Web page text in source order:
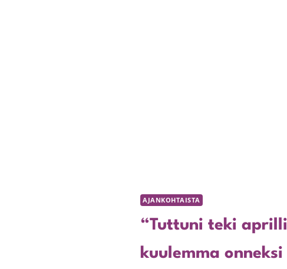
AJANKOHTAISTA
“Tuttuni teki
kuulemma